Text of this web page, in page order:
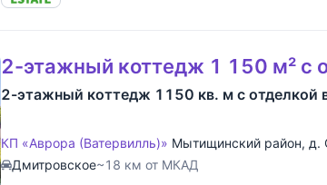
2-этажный коттедж 1 150 м² с
2-этажный коттедж 1150 кв. м с отделкой
КП «Аврора (Ватервилль)» Мытищинский район, д.
Дмитровское~18 км от МКАД